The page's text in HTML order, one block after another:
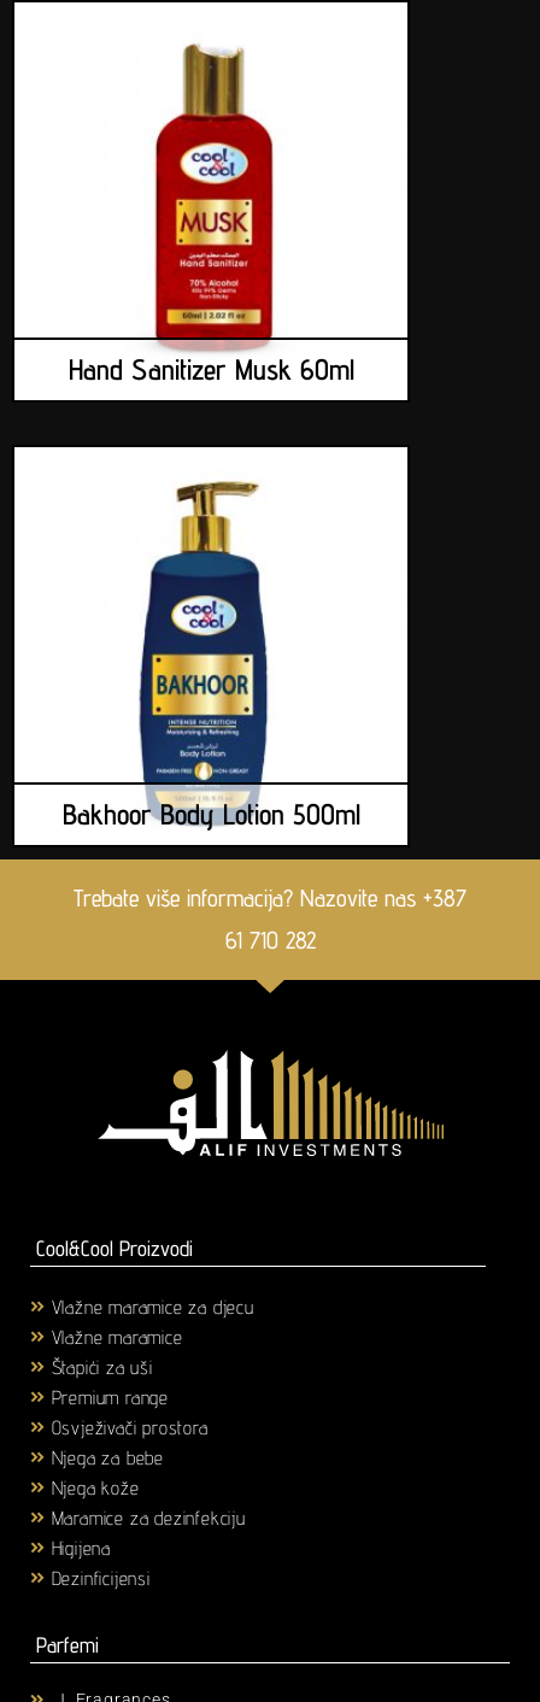
Hand Sanitizer Musk 60ml
Bakhoor Body Lotion 500ml
Trebate više informacija? Nazovite nas +387
61 710 282
Cool&Cool Proizvodi
Vlažne maramice za djecu
Vlažne maramice
Štapići za uši
Premium range
Osvježivači prostora
Njega za bebe
Njega kože
Maramice za dezinfekciju
Higijena
Dezinficijensi
Parfemi